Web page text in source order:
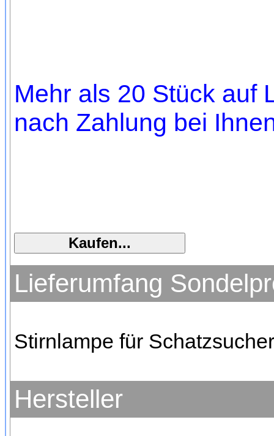
Mehr als 20 Stück auf
nach Zahlung bei
Lieferumfang
Stirnlampe für
Hersteller